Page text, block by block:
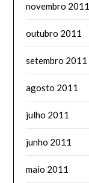
novembro 2011
outubro 2011
setembro 2011
agosto 2011
julho 2011
junho 2011
maio 2011